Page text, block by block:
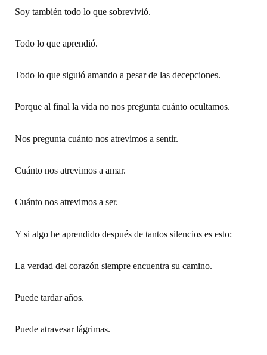
Soy también todo lo que sobrevivió.
Todo lo que aprendió.
Todo lo que siguió amando a pesar de las decepciones.
Porque al final la vida no nos pregunta cuánto ocultamos.
Nos pregunta cuánto nos atrevimos a sentir.
Cuánto nos atrevimos a amar.
Cuánto nos atrevimos a ser.
Y si algo he aprendido después de tantos silencios es esto:
La verdad del corazón siempre encuentra su camino.
Puede tardar años.
Puede atravesar lágrimas.